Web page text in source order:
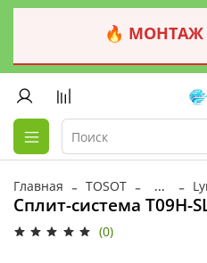
🔥 МОНТАЖ
Главная TOSOT ...
Сплит-система T09H-
(0)